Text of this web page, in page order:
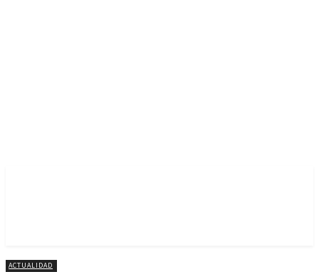
ACTUALIDAD